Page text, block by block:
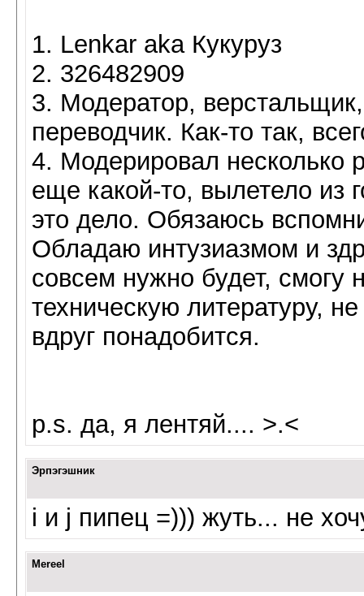
1. Lenkar aka Кукуруз
2. 326482909
3. Модератор,
переводчик. Как-то так,
4. Модерировал несколько
еще какой-то, вылетело из
это дело. Обязаюсь
Обладаю интузиазмом и
совсем нужно будет, смогу
техническую литературу,
вдруг понадобится.
p.s. да, я лентяй.... >.<
Эрпэгэшник
i и j пипец =))) жуть... не
Mereel